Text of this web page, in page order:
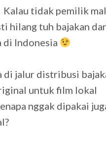
Kalau tidak pemilik
hilang tuh bajakan
di Indonesia
di jalur distribusi
untuk film lokal
nggak dipakai